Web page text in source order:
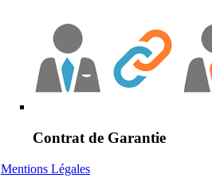
Contrat de Garantie
Mentions Légales